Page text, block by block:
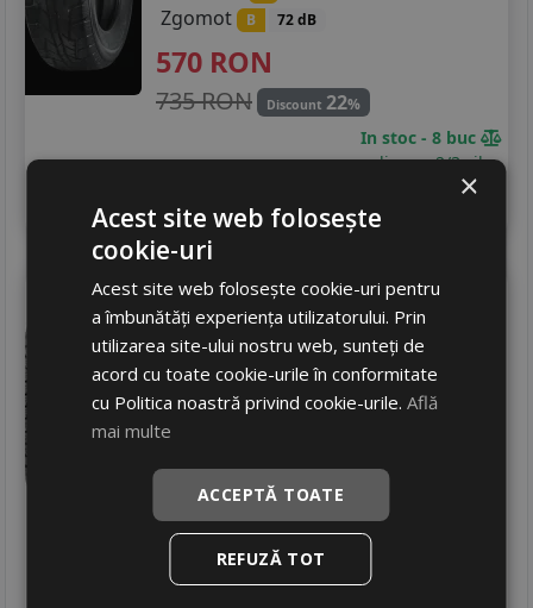
Zgomot B 72 dB
570 RON
735 RON Discount 22%
In stoc - 8 buc
livrare 2/3 zile
Adauga in cos
ImperialRf07205/80 R16 104S
SUV / 4x4
Consum C
Aderenta D
Zgomot
396RON
509 RON
In stoc - 7 buc
×
Acest site web folosește
cookie-uri
Acest site web folosește cookie-uri pentru
a îmbunătăți experiența utilizatorului. Prin
utilizarea site-ului nostru web, sunteți de
acord cu toate cookie-urile în conformitate
cu Politica noastră privind cookie-urile.Află
mai multe
ACCEPTĂ TOATE
REFUZĂ TOT